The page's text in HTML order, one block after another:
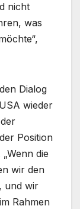
nicht
was
Dialog
wieder
Position
die
wir den
und wir
Rahmen